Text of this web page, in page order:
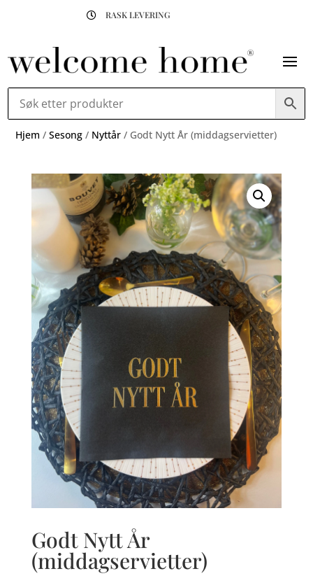
 RASK LEVERING
Hjem /Sesong / Nyttår / Godt Nytt År (middagservietter)
Godt Nytt År
(middagservietter)